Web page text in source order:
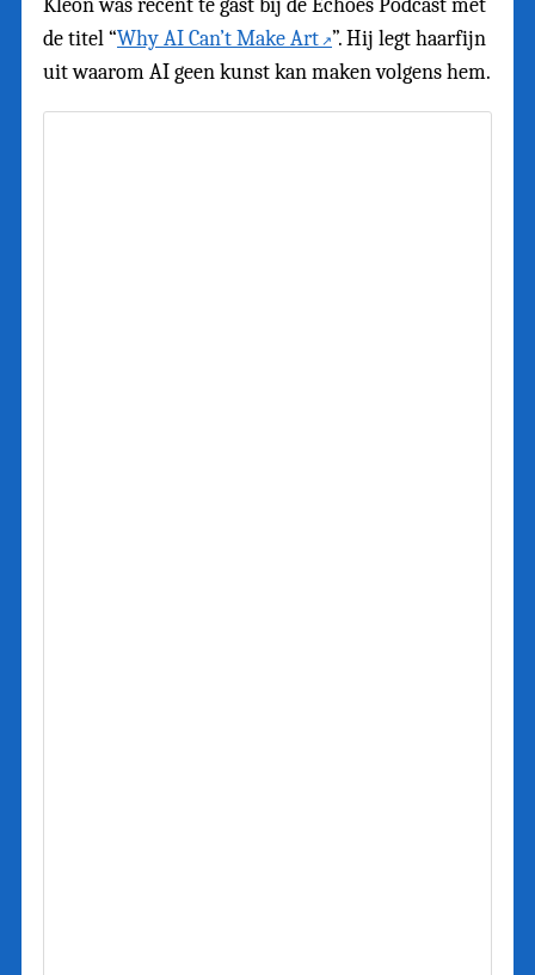
Kleon was recent te gast bij de Echoes Podcast met
de titel “Why AI Can’t Make Art ”. Hij legt haarfijn
uit waarom AI geen kunst kan maken volgens hem.